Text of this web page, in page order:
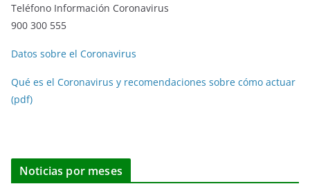
Teléfono Información Coronavirus
900 300 555
Datos sobre el Coronavirus
Qué es el Coronavirus y recomendaciones sobre cómo actuar
(pdf)
Noticias por meses